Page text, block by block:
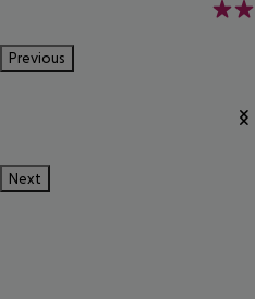
3
Previous
Next